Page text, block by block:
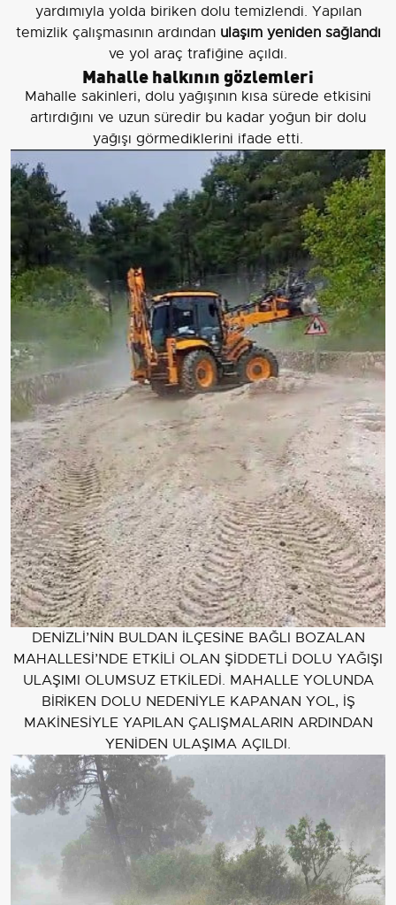
yardımıyla yolda biriken dolu temizlendi. Yapılan
temizlik çalışmasının ardından ulaşım yeniden sağlandı
ve yol araç trafiğine açıldı.
Mahalle halkının gözlemleri
Mahalle sakinleri, dolu yağışının kısa sürede etkisini
artırdığını ve uzun süredir bu kadar yoğun bir dolu
yağışı görmediklerini ifade etti.
DENİZLİ’NİN BULDAN İLÇESİNE BAĞLI BOZALAN
MAHALLESİ’NDE ETKİLİ OLAN ŞİDDETLİ DOLU YAĞIŞI
ULAŞIMI OLUMSUZ ETKİLEDİ. MAHALLE YOLUNDA
BİRİKEN DOLU NEDENİYLE KAPANAN YOL, İŞ
MAKİNESİYLE YAPILAN ÇALIŞMALARIN ARDINDAN
YENİDEN ULAŞIMA AÇILDI.